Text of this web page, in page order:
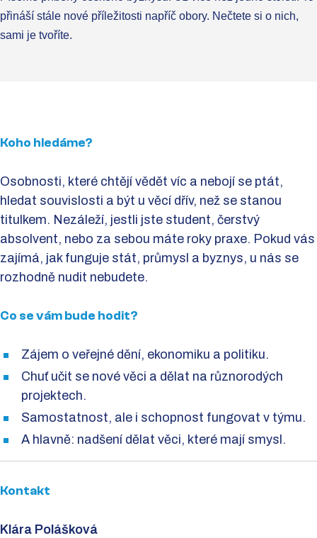
přináší stále nové příležitosti napříč obory. Nečtete si o nich,
sami je tvoříte.
Koho hledáme?
Osobnosti, které chtějí vědět víc a nebojí se ptát,
hledat souvislosti a být u věcí dřív, než se stanou
titulkem. Nezáleží, jestli jste student, čerstvý
absolvent, nebo za sebou máte roky praxe. Pokud vás
zajímá, jak funguje stát, průmysl a byznys, u nás se
rozhodně nudit nebudete.
Co se vám bude hodit?
Zájem o veřejné dění, ekonomiku a politiku.
Chuť učit se nové věci a dělat na různorodých
projektech.
Samostatnost, ale i schopnost fungovat v týmu.
A hlavně: nadšení dělat věci, které mají smysl.
Kontakt
Klára Polášková